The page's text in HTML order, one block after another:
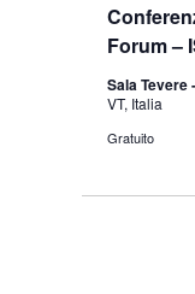
Forum –
Sala Tevere
VT, Italia
Gratuito